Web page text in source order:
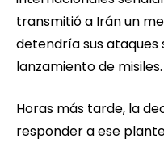
transmitió a Irán un
detendría sus ataques
lanzamiento de misiles.
Horas más tarde, la
responder a ese